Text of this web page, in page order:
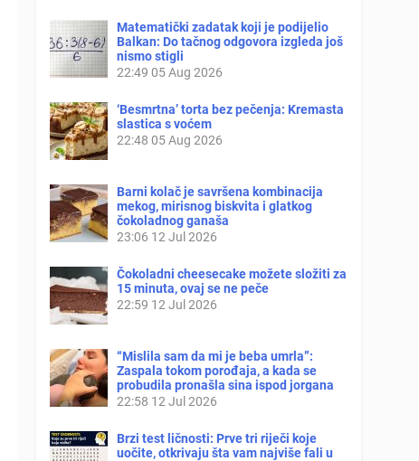
Matematički zadatak koji je podijelio
Balkan: Do tačnog odgovora izgleda još
nismo stigli
22:49 05 Aug 2026
‘Besmrtna’ torta bez pečenja: Kremasta
slastica s voćem
22:48 05 Aug 2026
Barni kolač je savršena kombinacija
mekog, mirisnog biskvita i glatkog
čokoladnog ganaša
23:06 12 Jul 2026
Čokoladni cheesecake možete složiti za
15 minuta, ovaj se ne peče
22:59 12 Jul 2026
“Mislila sam da mi je beba umrla”:
Zaspala tokom porođaja, a kada se
probudila pronašla sina ispod jorgana
22:58 12 Jul 2026
Brzi test ličnosti: Prve tri riječi koje
uočite, otkrivaju šta vam najviše fali u